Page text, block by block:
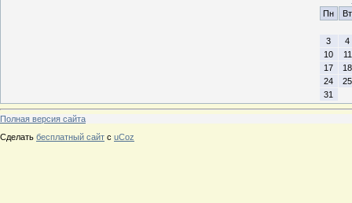
Пн
Вт
3
4
10
11
17
18
24
25
31
Полная версия сайта
Сделать бесплатный сайт с uCoz